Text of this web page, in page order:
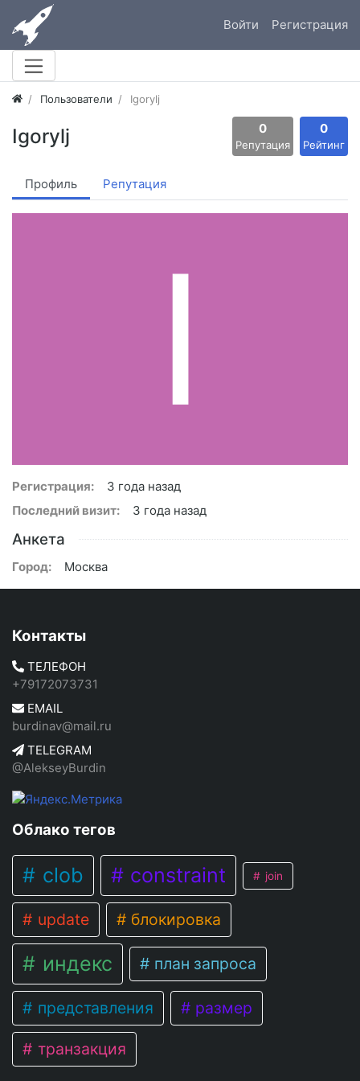
Войти Регистрация
Пользователи Igorylj
Igorylj 0
Репутация
0
Рейтинг
Профиль Репутация
I
Регистрация:
3 года назад
Последний визит:
3 года назад
Анкета
Город: Москва
Контакты
ТЕЛЕФОН
+79172073731
EMAIL
burdinav@mail.ru
TELEGRAM
@AlekseyBurdin
Облако тегов
clob constraint join
update блокировка
индекс план запроса
представления размер
транзакция